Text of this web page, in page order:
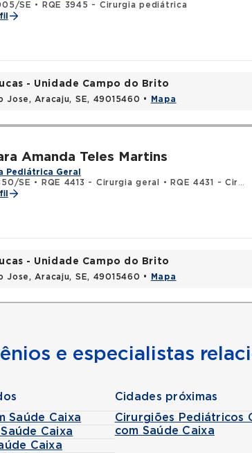
SE •
RQE 3945 - Cirurgia pediátrica
- Unidade Campo do Brito
Jose, Aracaju, SE, 49015460 • Mapa
Amanda Teles Martins
Pediátrica Geral
SE • RQE 4413 - Cirurgia geral •
RQE 4431 - Cirurgia pediátrica
- Unidade Campo do Brito
Jose, Aracaju, SE, 49015460 • Mapa
e especialistas
Saúde Caixa
Caixa
Caixa
Cidades próximas
Cirurgiões Pediátricos
com Saúde Caixa